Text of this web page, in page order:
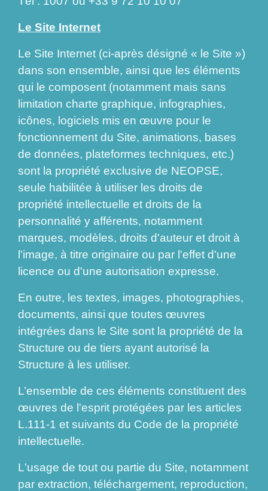
Le Site Internet
Le Site Internet (ci-après désigné « le Site »)
dans son ensemble, ainsi que les éléments
qui le composent (notamment mais sans
limitation charte graphique, infographies,
icônes, logiciels mis en œuvre pour le
fonctionnement du Site, animations, bases
de données, plateformes techniques, etc.)
sont la propriété exclusive de NEOPSE,
seule habilitée à utiliser les droits de
propriété intellectuelle et droits de la
personnalité y afférents, notamment
marques, modèles, droits d'auteur et droit à
l'image, à titre originaire ou par l'effet d'une
licence ou d'une autorisation expresse.
En outre, les textes, images, photographies,
documents, ainsi que toutes œuvres
intégrées dans le Site sont la propriété de la
Structure ou de tiers ayant autorisé la
Structure à les utiliser.
L’ensemble de ces éléments constituent des
œuvres de l'esprit protégées par les articles
L.111-1 et suivants du Code de la propriété
intellectuelle.
L'usage de tout ou partie du Site, notamment
par extraction, téléchargement, reproduction,